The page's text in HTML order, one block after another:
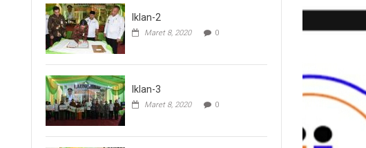
Iklan-2
Maret 8, 2020 0
Iklan-3
Maret 8, 2020 0